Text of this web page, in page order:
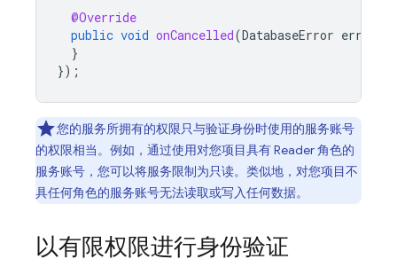
@Override
public void onCancelled(DatabaseError error
}
});
您的服务所拥有的权限只与验证身份时使用的服务账号
的权限相当。例如，通过使用对您项目具有 Reader 角色的
服务账号，您可以将服务限制为只读。类似地，对您项目不
具任何角色的服务账号无法读取或写入任何数据。
以有限权限进行身份验证